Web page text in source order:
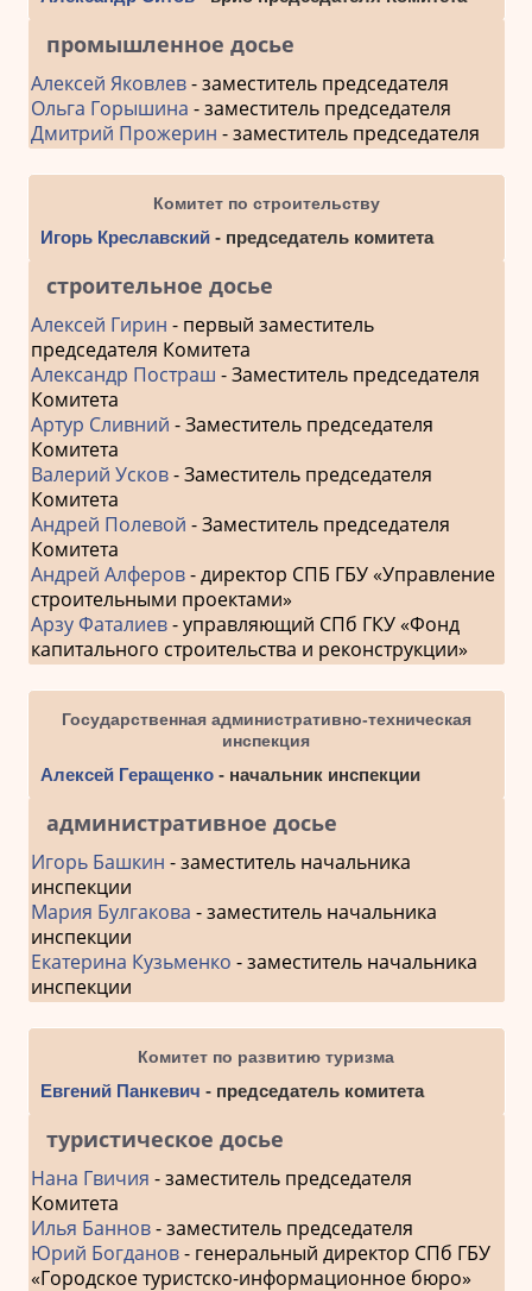
промышленное досье
Алексей Яковлев- заместитель председателя
Ольга Горышина - заместитель председателя
Дмитрий Прожерин - заместитель председателя
Комитет по строительству
Игорь Креславский - председатель комитета
строительное досье
Алексей Гирин - первый заместитель
председателя Комитета
Александр Постраш - Заместитель председателя
Комитета
Артур Сливний - Заместитель председателя
Комитета
Валерий Усков- Заместитель председателя
Комитета
Андрей Полевой - Заместитель председателя
Комитета
Андрей Алферов- директор СПБ ГБУ «Управление
строительными проектами»
Арзу Фаталиев- управляющий СПб ГКУ «Фонд
капитального строительства и реконструкции»
Государственная административно-техническая
инспекция
Алексей Геращенко- начальник инспекции
административное досье
Игорь Башкин - заместитель начальника
инспекции
Мария Булгакова - заместитель начальника
инспекции
Екатерина Кузьменко - заместитель начальника
инспекции
Комитет по развитию туризма
Евгений Панкевич - председатель комитета
туристическое досье
Нана Гвичия - заместитель председателя
Комитета
Илья Баннов- заместитель председателя
Юрий Богданов- генеральный директор СПб ГБУ
«Городское туристско-информационное бюро»